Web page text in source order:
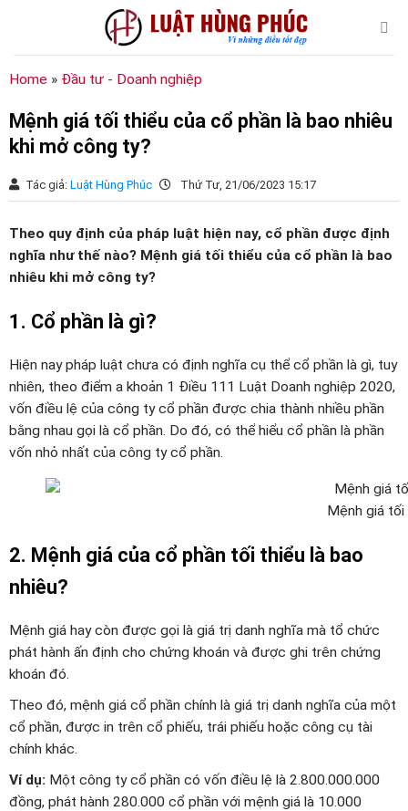
dung
Home » Đầu tư - Doanh nghiệp
Mệnh giá tối thiểu của cổ phần là bao nhiêu
khi mở công ty?
Tác giả: Luật Hùng Phúc Thứ Tư, 21/06/2023 15:17
Theo quy định của pháp luật hiện nay, cổ phần được định
nghĩa như thế nào? Mệnh giá tối thiểu của cổ phần là bao
nhiêu khi mở công ty?
1. Cổ phần là gì?
Hiện nay pháp luật chưa có định nghĩa cụ thể cổ phần là gì, tuy
nhiên, theo điểm a khoản 1 Điều 111 Luật Doanh nghiệp 2020,
vốn điều lệ của công ty cổ phần được chia thành nhiều phần
bằng nhau gọi là cổ phần. Do đó, có thể hiểu cổ phần là phần
vốn nhỏ nhất của công ty cổ phần.
Mệnh giá
2. Mệnh giá của cổ phần tối thiểu là bao
nhiêu?
Mệnh giá hay còn được gọi là giá trị danh nghĩa mà tổ chức
phát hành ấn định cho chứng khoán và được ghi trên chứng
khoán đó.
Theo đó, mệnh giá cổ phần chính là giá trị danh nghĩa của một
cổ phần, được in trên cổ phiếu, trái phiếu hoặc công cụ tài
chính khác.
Ví dụ: Một công ty cổ phần có vốn điều lệ là 2.800.000.000
đồng, phát hành 280.000 cổ phần với mệnh giá là 10.000